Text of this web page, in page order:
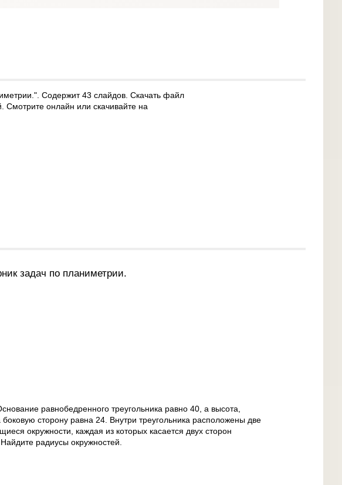
Содержит 43 слайдов. Скачать файл
онлайн или скачивайте на
задач по планиметрии.
равнобедренного треугольника равно 40, а высота,
сторону равна 24. Внутри треугольника расположены две
окружности, каждая из которых касается двух сторон
радиусы окружностей.